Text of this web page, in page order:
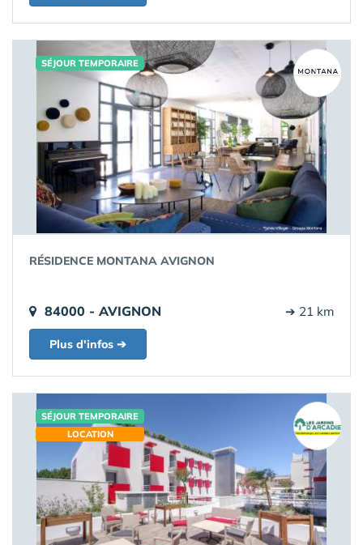
SÉJOUR TEMPORAIRE
RÉSIDENCE MONTANA AVIGNON
84000 - AVIGNON ➔ 21 km
Plus d'infos ➔
SÉJOUR TEMPORAIRE
LOCATION